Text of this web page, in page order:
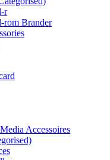
r
rom Brander
Accessoires